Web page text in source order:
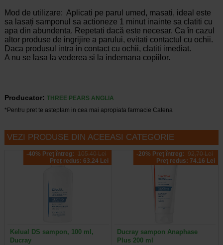
Mod de utilizare: Aplicati pe parul umed, masati, ideal este
sa lasați samponul sa actioneze 1 minut inainte sa clatiti cu
apa din abundenta. Repetati dacă este necesar. Ca în cazul
altor produse de ingrijire a parului, evitati contactul cu ochii.
Daca produsul intra in contact cu ochii, clatiti imediat.
A nu se lasa la vederea si la indemana copiilor.
Producator: THREE PEARS ANGLIA
*Pentru pret te asteptam in cea mai apropiata farmacie Catena
VEZI PRODUSE DIN ACEEASI CATEGORIE
-40% Preț întreg: 105.40 Lei
Preț redus: 63.24 Lei
Kelual DS sampon, 100 ml,
Ducray
-20% Preț întreg: 92,70 Lei
Preț redus: 74.16 Lei
Ducray sampon Anaphase
Plus 200 ml